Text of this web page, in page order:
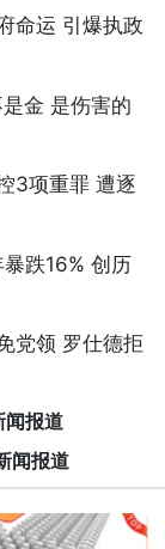
命运 引爆执政
金 是伤害的
3项重罪 遭逐
跌16% 创历
党领 罗仕德拒
闻报道
闻报道